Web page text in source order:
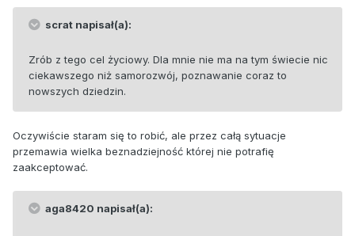
scrat napisał(a):
Zrób z tego cel życiowy. Dla mnie nie ma na tym świecie nic
ciekawszego niż samorozwój, poznawanie coraz to
nowszych dziedzin.
Oczywiście staram się to robić, ale przez całą sytuacje
przemawia wielka beznadziejność której nie potrafię
zaakceptować.
aga8420 napisał(a):